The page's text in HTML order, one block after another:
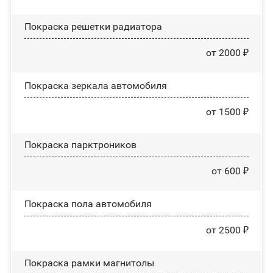
Покраска решетки радиатора
от 2000 ₽
Покраска зеркала автомобиля
от 1500 ₽
Покраска парктроников
от 600 ₽
Покраска пола автомобиля
от 2500 ₽
Покраска рамки магнитолы